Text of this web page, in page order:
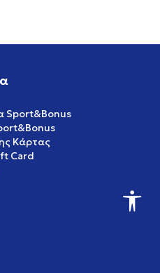
Sport&Bonus
Κάρτας
Card